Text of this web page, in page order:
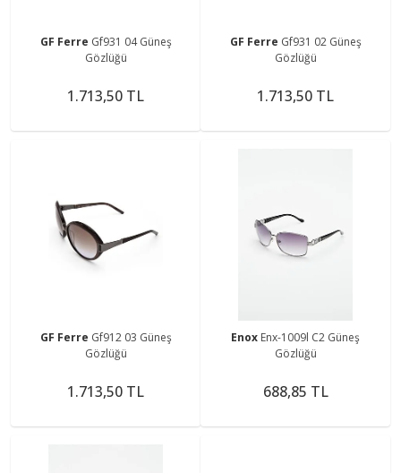
GF Ferre Gf931 04 Güneş
Gözlüğü
1.713,50 TL
GF Ferre Gf931 02 Güneş
Gözlüğü
1.713,50 TL
GF Ferre Gf912 03 Güneş
Gözlüğü
1.713,50 TL
Enox Enx-1009l C2 Güneş
Gözlüğü
688,85 TL